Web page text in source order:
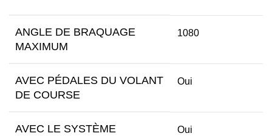
ANGLE DE BRAQUAGE
MAXIMUM
1080
AVEC PÉDALES DU VOLANT
DE COURSE
Oui
AVEC LE SYSTÈME
Oui